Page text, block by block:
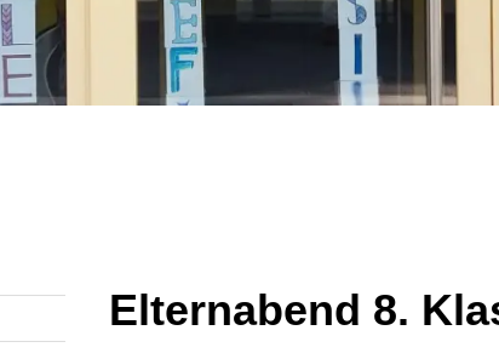
Elternabend 8.